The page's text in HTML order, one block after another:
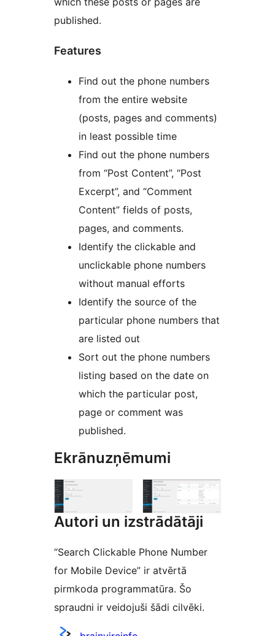
published.
Features
Find out the phone numbers
from the entire website
(posts, pages and comments)
in least possible time
Find out the phone numbers
from “Post Content”, “Post
Excerpt”, and “Comment
Content” fields of posts,
pages, and comments.
Identify the clickable and
unclickable phone numbers
without manual efforts
Identify the source of the
particular phone numbers that
are listed out
Sort out the phone numbers
listing based on the date on
which the particular post,
page or comment was
published.
Ekrānuzņēmumi
Autori un izstrādātāji
“Search Clickable Phone Number
for Mobile Device” ir atvērtā
pirmkoda programmatūra. Šo
spraudni ir veidojuši šādi cilvēki.